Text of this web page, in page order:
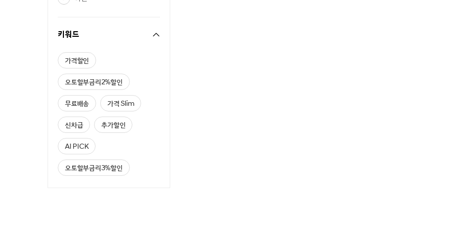
키워드
가격할인
오토할부금리2%할인
무료배송 가격 Slim
신차급 추가할인
AI PICK
오토할부금리3%할인